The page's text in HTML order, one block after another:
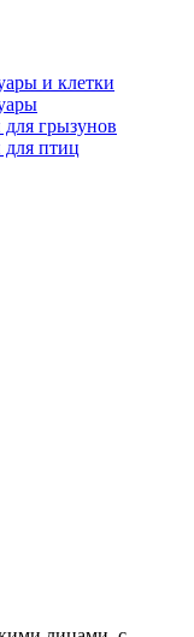
и клетки
грызунов
для птиц